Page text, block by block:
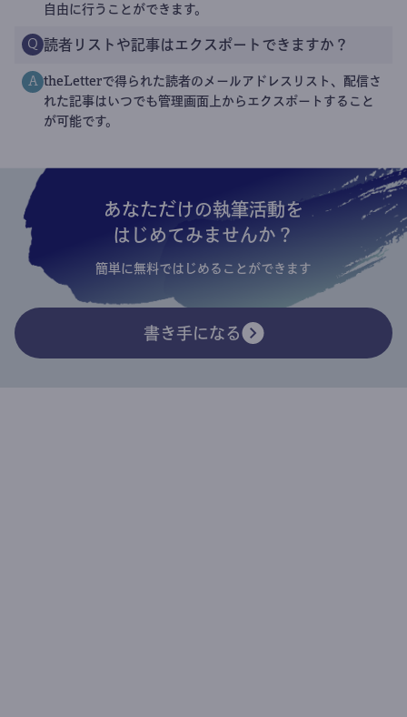
自由に行うことができます。
Q 読者リストや記事はエクスポートできますか？
A theLetterで得られた読者のメールアドレスリスト、配信さ
れた記事はいつでも管理画面上からエクスポートすること
が可能です。
あなただけの執筆活動を
はじめてみませんか？
簡単に無料ではじめることができます
書き手になる